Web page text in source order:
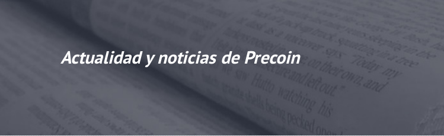
Actualidad y noticias de Precoin